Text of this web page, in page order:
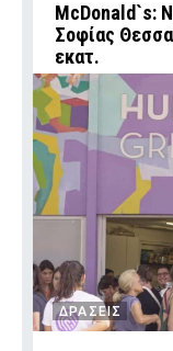
McDonald`s:
Σοφίας
εκατ.
ΔΡΑΣΕΙΣ